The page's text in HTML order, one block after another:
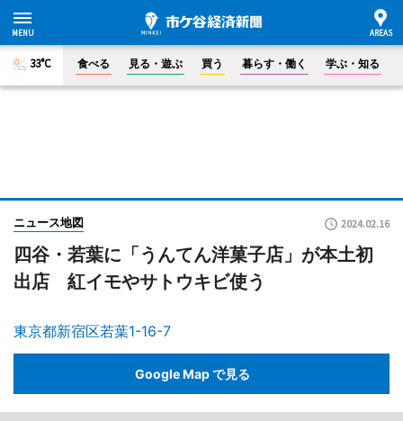
33°C 食べる 見る・遊ぶ 買う 暮らす・働く 学ぶ・知る
ニュース地図 2024.02.16
四谷・若葉に「うんてん洋菓子店」が本土初
出店 紅イモやサトウキビ使う
東京都新宿区若葉1-16-7
Google Map で見る